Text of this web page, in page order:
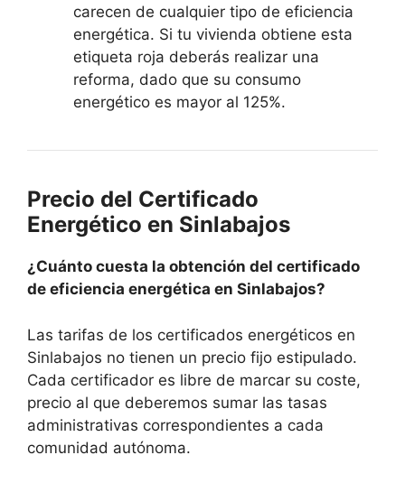
carecen de cualquier tipo de eficiencia
energética. Si tu vivienda obtiene esta
etiqueta roja deberás realizar una
reforma, dado que su consumo
energético es mayor al 125%.
Precio del Certificado
Energético en Sinlabajos
¿Cuánto cuesta la obtención del certificado
de eficiencia energética en Sinlabajos?
Las tarifas de los certificados energéticos en
Sinlabajos no tienen un precio fijo estipulado.
Cada certificador es libre de marcar su coste,
precio al que deberemos sumar las tasas
administrativas correspondientes a cada
comunidad autónoma.